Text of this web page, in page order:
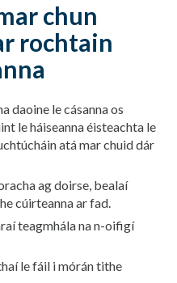
chun
rochtain
daoine le cásanna os
le háiseanna éisteachta le
atá mar chuid dár
ag doirse, bealaí
cúirteanna ar fad.
teagmhála na n-oifigí
le fáil i mórán tithe